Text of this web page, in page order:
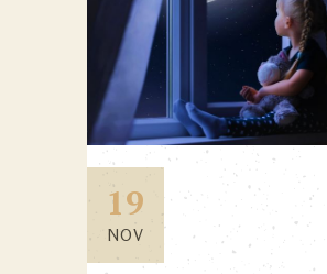
19
NOV